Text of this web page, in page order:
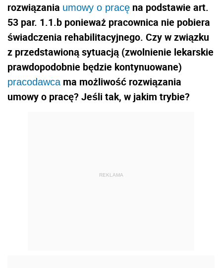
rozwiązania umowy o pracę na podstawie art.
53 par. 1.1.b ponieważ pracownica nie pobiera
świadczenia rehabilitacyjnego. Czy w związku
z przedstawioną sytuacją (zwolnienie lekarskie
prawdopodobnie będzie kontynuowane)
pracodawcama możliwość rozwiązania
umowy o pracę? Jeśli tak, w jakim trybie?
REKLAMA